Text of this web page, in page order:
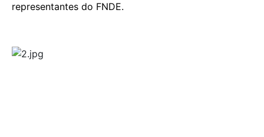
representantes do FNDE.